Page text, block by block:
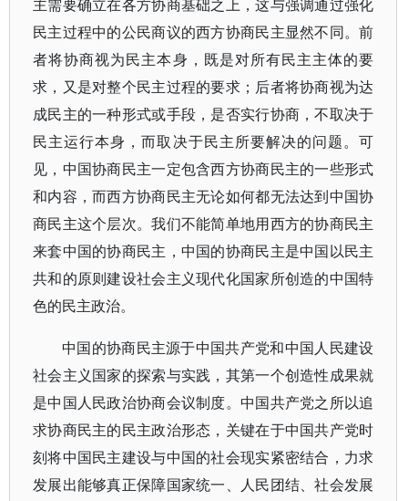
主需要确立在各方协商基础之上，这与强调通过强化
民主过程中的公民商议的西方协商民主显然不同。前
者将协商视为民主本身，既是对所有民主主体的要
求，又是对整个民主过程的要求；后者将协商视为达
成民主的一种形式或手段，是否实行协商，不取决于
民主运行本身，而取决于民主所要解决的问题。可
见，中国协商民主一定包含西方协商民主的一些形式
和内容，而西方协商民主无论如何都无法达到中国协
商民主这个层次。我们不能简单地用西方的协商民主
来套中国的协商民主，中国的协商民主是中国以民主
共和的原则建设社会主义现代化国家所创造的中国特
色的民主政治。
中国的协商民主源于中国共产党和中国人民建设
社会主义国家的探索与实践，其第一个创造性成果就
是中国人民政治协商会议制度。中国共产党之所以追
求协商民主的民主政治形态，关键在于中国共产党时
刻将中国民主建设与中国的社会现实紧密结合，力求
发展出能够真正保障国家统一、人民团结、社会发展